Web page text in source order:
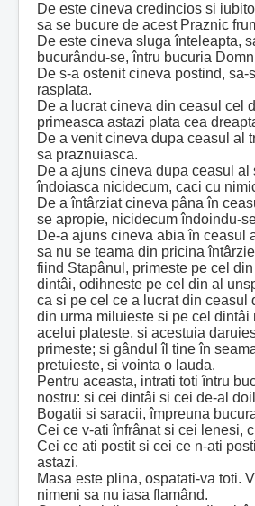
De este cineva credincios si
sa se bucure de acest Praznic
De este cineva sluga înteleapta,
bucurându-se, întru bucuria
De s-a ostenit cineva postind, sa-
rasplata.
De a lucrat cineva din ceasul cel
primeasca astazi plata cea
De a venit cineva dupa ceasul al
sa praznuiasca.
De a ajuns cineva dupa ceasul al
îndoiasca nicidecum, caci cu
De a întârziat cineva pâna în
se apropie, nicidecum îndoindu-
De-a ajuns cineva abia în ceasul
sa nu se teama din pricina
fiind Stapânul, primeste pe cel din
dintâi, odihneste pe cel din al
ca si pe cel ce a lucrat din ceasul
din urma miluieste si pe cel dintâi
acelui plateste, si acestuia
primeste; si gândul îl tine în
pretuieste, si vointa o lauda.
Pentru aceasta, intrati toti întru
nostru: si cei dintâi si cei de-al
Bogatii si saracii, împreuna
Cei ce v-ati înfrânat si cei lenesi,
Cei ce ati postit si cei ce n-ati
astazi.
Masa este plina, ospatati-va toti.
nimeni sa nu iasa flamând.